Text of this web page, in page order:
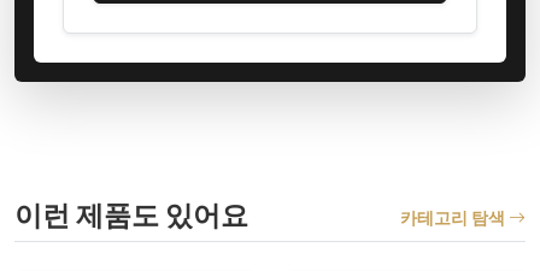
이런 제품도 있어요 카테고리 탐색